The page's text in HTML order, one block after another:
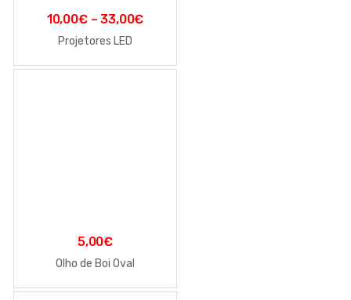
10,00€–33,00€
Projetores LED
5,00€
Olho de Boi Oval